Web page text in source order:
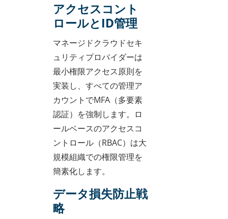
アクセスコント
ロールとID管理
マネージドクラウドセキ
ュリティプロバイダーは
最小権限アクセス原則を
実装し、すべての管理ア
カウントでMFA（多要素
認証）を強制します。ロ
ールベースのアクセスコ
ントロール（RBAC）は大
規模組織での権限管理を
簡素化します。
データ損失防止戦
略